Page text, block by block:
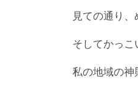
見ての通り
そしてかっこ
私の地域の神